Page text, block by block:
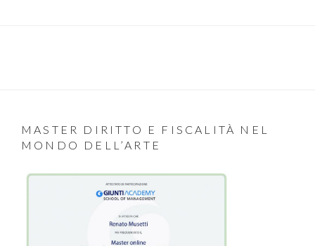
MASTER DIRITTO E FISCALITÀ NEL
MONDO DELL’ARTE